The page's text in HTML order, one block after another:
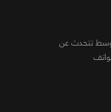
تتحدث عن